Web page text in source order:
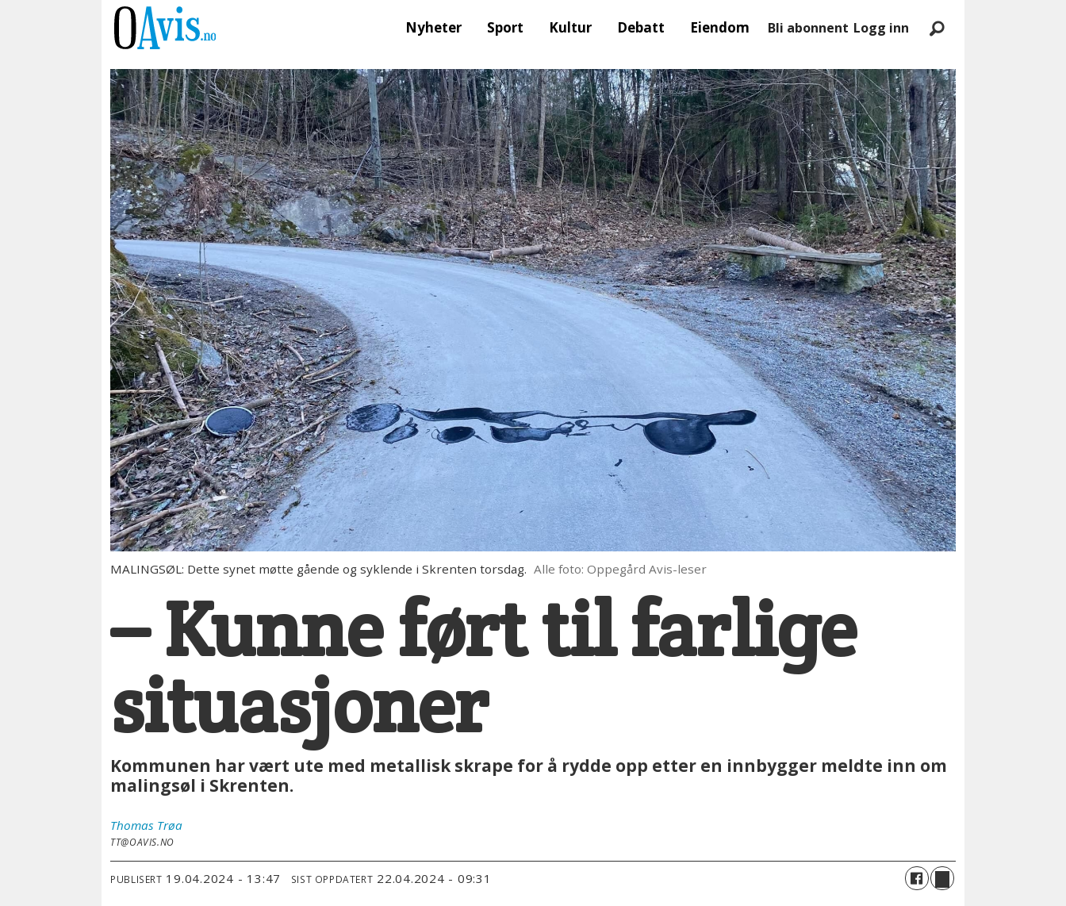
Nyheter Sport Kultur Debatt Eiendom Bli abonnent Logg inn
MALINGSØL: Dette synet møtte gående og syklende i Skrenten torsdag. Alle foto: Oppegård Avis-leser
– Kunne ført til farlige
situasjoner
Kommunen har vært ute med metallisk skrape for å rydde opp etter en innbygger meldte inn om
malingsøl i Skrenten.
Thomas Trøa
TT@OAVIS.NO
PUBLISERT 19.04.2024 - 13:47 SIST OPPDATERT 22.04.2024 - 09:31